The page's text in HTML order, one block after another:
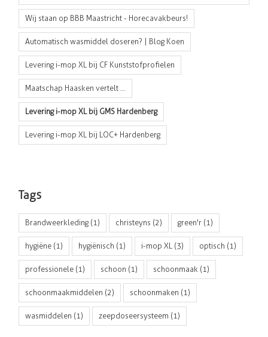
Wij staan op BBB Maastricht - Horecavakbeurs!
Automatisch wasmiddel doseren? | Blog Koen
Levering i-mop XL bij CF Kunststofprofielen
Maatschap Haasken vertelt ...
Levering i-mop XL bij GMS Hardenberg
Levering i-mop XL bij LOC+ Hardenberg
Tags
Brandweerkleding (1) christeyns (2) green'r (1)
hygiëne (1) hygiënisch (1) i-mop XL (3) optisch (1)
professionele (1) schoon (1) schoonmaak (1)
schoonmaakmiddelen (2) schoonmaken (1)
wasmiddelen (1) zeepdoseersysteem (1)